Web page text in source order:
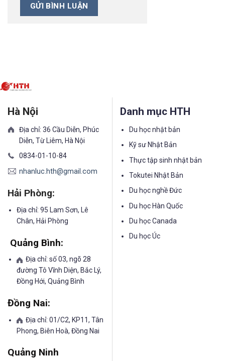
Hà Nội
Địa chỉ: 36 Cầu Diễn, Phúc
Diễn, Từ Liêm, Hà Nội
0834-01-10-84
nhanluc.hth@gmail.com
Hải Phòng:
Địa chỉ: 95 Lam Sơn, Lê
Chân, Hải Phòng
Quảng Bình:
Địa chỉ: số 03, ngõ 28
đường Tô Vĩnh Diện, Bắc Lý,
Đồng Hới, Quảng Bình
Đồng Nai:
Địa chỉ: 01/C2, KP11, Tân
Phong, Biên Hoà, Đồng Nai
Quảng Ninh
Danh mục HTH
Du học nhật bản
Kỹ sư Nhật Bản
Thực tập sinh nhật bản
Tokutei Nhật Bản
Du học nghề Đức
Du học Hàn Quốc
Du học Canada
Du học Úc